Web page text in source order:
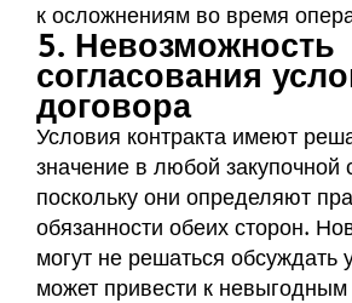
к осложнениям во время
5. Невозможность
согласования
договора
Условия контракта имеют
значение в любой закупочной
поскольку они определяют
обязанности обеих сторон.
могут не решаться обсуждать
может привести к